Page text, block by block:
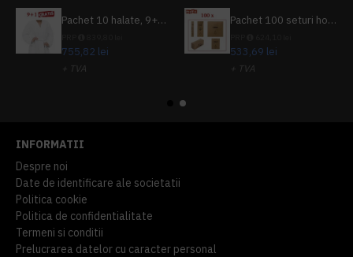
Pachet 10 halate, 9+1 gratuit
755,82 lei
+ TVA
Pachet 100 seturi hoteliere, set dentar, set barbierit, casca de dus, pila unghii, set cusut
533,69 lei
+ TVA
INFORMATII
Despre noi
Date de identificare ale societatii
Politica cookie
Politica de confidentialitate
Termeni si conditii
Prelucrarea datelor cu caracter personal